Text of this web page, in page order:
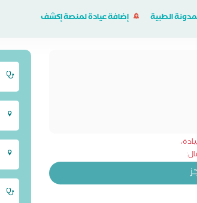
الطبية إضافة عيادة لمنصة إكشف